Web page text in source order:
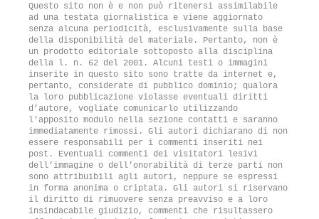
Questo sito non è e non può ritenersi assimilabile
ad una testata giornalistica e viene aggiornato
senza alcuna periodicità, esclusivamente sulla base
della disponibilità del materiale. Pertanto, non è
un prodotto editoriale sottoposto alla disciplina
della l. n. 62 del 2001. Alcuni testi o immagini
inserite in questo sito sono tratte da internet e,
pertanto, considerate di pubblico dominio; qualora
la loro pubblicazione violasse eventuali diritti
d’autore, vogliate comunicarlo utilizzando
l'apposito modulo nella sezione contatti e saranno
immediatamente rimossi. Gli autori dichiarano di non
essere responsabili per i commenti inseriti nei
post. Eventuali commenti dei visitatori lesivi
dell’immagine o dell’onorabilità di terze parti non
sono attribuibili agli autori, neppure se espressi
in forma anonima o criptata. Gli autori si riservano
il diritto di rimuovere senza preavviso e a loro
insindacabile giudizio, commenti che risultassero